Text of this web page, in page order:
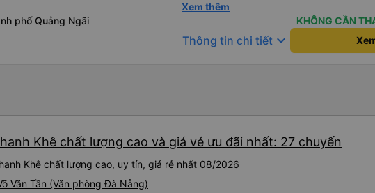
phố Quảng Ngãi
phát hiện ra, và phía nhà xe cũng giúp
nếu di chuyển Đà Nẵng - Quảng Ngãi thì
nhà xe Hà Thảo.
Xem thêm
KHÔNG CẦN
Thông tin chi tiết keyboard_arrow_down
Khê chất lượng cao và giá vé ưu đãi nhất: 27 chuyến
Khê chất lượng cao, uy tín, giá rẻ nhất 08/2026
Văn Tần (Văn phòng Đà Nẵng)